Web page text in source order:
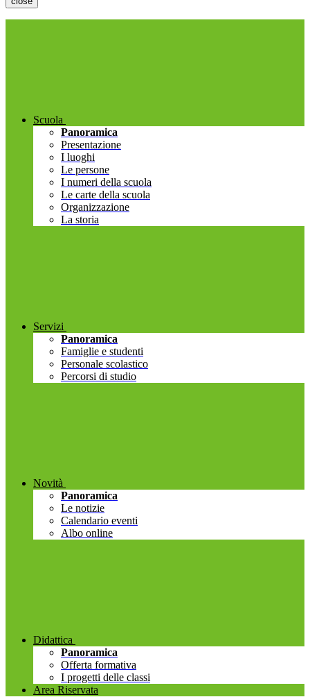
Scuola
Panoramica
Presentazione
I luoghi
Le persone
I numeri della scuola
Le carte della scuola
Organizzazione
La storia
Servizi
Panoramica
Famiglie e studenti
Personale scolastico
Percorsi di studio
Novità
Panoramica
Le notizie
Calendario eventi
Albo online
Didattica
Panoramica
Offerta formativa
I progetti delle classi
Area Riservata